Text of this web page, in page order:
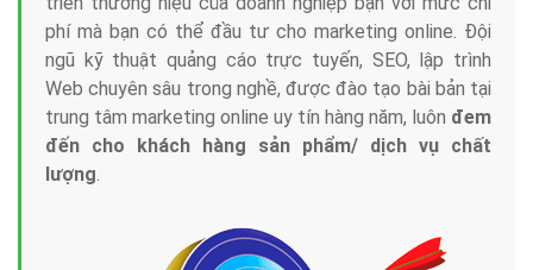
phí mà bạn có thể đầu tư cho marketing online. Đội
ngũ kỹ thuật quảng cáo trực tuyến, SEO, lập trình
Web chuyên sâu trong nghề, được đào tạo bài bản tại
trung tâm marketing online uy tín hàng năm, luôn đem
đến cho khách hàng sản phẩm/ dịch vụ chất
lượng.